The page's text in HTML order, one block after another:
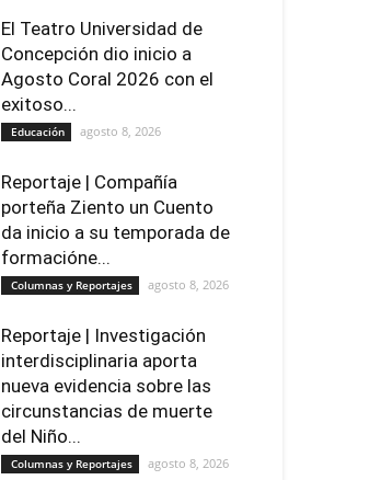
El Teatro Universidad de
Concepción dio inicio a
Agosto Coral 2026 con el
exitoso...
Educación agosto 8, 2026
Reportaje | Compañía
porteña Ziento un Cuento
da inicio a su temporada de
formacióne...
Columnas y Reportajes agosto 8, 2026
Reportaje | Investigación
interdisciplinaria aporta
nueva evidencia sobre las
circunstancias de muerte
del Niño...
Columnas y Reportajes agosto 8, 2026